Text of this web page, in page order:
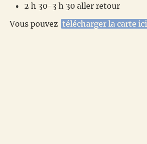
2 h 30-3 h 30 aller retour
Vous pouvez télécharger la carte ici